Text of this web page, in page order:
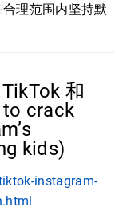
理范围内坚持默
和
to crack
kids)
instagram-